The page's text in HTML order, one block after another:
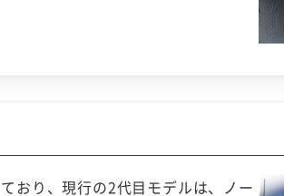
おり、現行の2代目モデルは、ノー